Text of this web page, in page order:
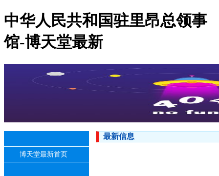
中华人民共和国驻里昂总领事
馆-博天堂最新
博天堂最新首页
最新信息